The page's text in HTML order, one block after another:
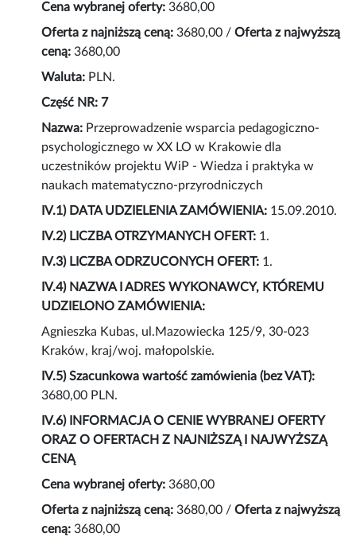
Cena wybranej oferty: 3680,00
Oferta z najniższą ceną: 3680,00 /Oferta z najwyższą
ceną: 3680,00
Waluta: PLN.
Część NR: 7
Nazwa: Przeprowadzenie wsparcia pedagogiczno-
psychologicznego w XX LO w Krakowie dla
uczestników projektu WiP - Wiedza i praktyka w
naukach matematyczno-przyrodniczych
IV.1) DATA UDZIELENIA ZAMÓWIENIA: 15.09.2010.
IV.2) LICZBA OTRZYMANYCH OFERT: 1.
IV.3) LICZBA ODRZUCONYCH OFERT: 1.
IV.4) NAZWA I ADRES WYKONAWCY, KTÓREMU
UDZIELONO ZAMÓWIENIA:
Agnieszka Kubas, ul.Mazowiecka 125/9, 30-023
Kraków, kraj/woj. małopolskie.
IV.5) Szacunkowa wartość zamówienia (bez VAT):
3680,00 PLN.
IV.6) INFORMACJA O CENIE WYBRANEJ OFERTY
ORAZ O OFERTACH Z NAJNIŻSZĄ I NAJWYŻSZĄ
CENĄ
Cena wybranej oferty: 3680,00
Oferta z najniższą ceną: 3680,00 / Oferta z najwyższą
ceną: 3680,00